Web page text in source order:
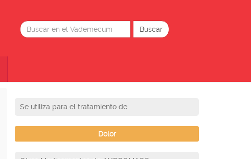
Se utiliza para el tratamiento de:
Dolor